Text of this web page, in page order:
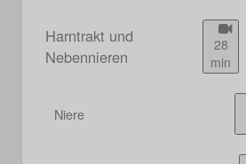
Harntrakt und
Nebennieren
28
min
Niere